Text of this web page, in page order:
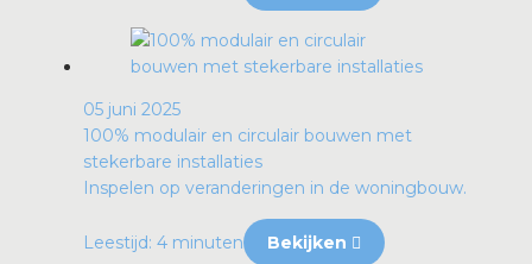
05 juni 2025
100% modulair en circulair bouwen met
stekerbare installaties
Inspelen op veranderingen in de woningbouw.
Leestijd: 4 minuten Bekijken